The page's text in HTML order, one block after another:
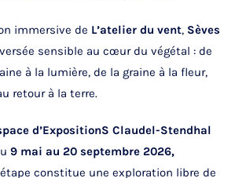
immersive de L’atelier du vent, Sèves
sensible au cœur du végétal : de
à la lumière, de la graine à la fleur,
retour à la terre.
d’ExpositionS Claudel-Stendhal
9 mai au 20 septembre 2026,
constitue une exploration libre de